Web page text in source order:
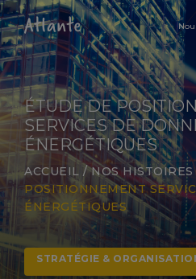
ÉTUDE DE
SERVICES DE
ÉNERGÉTIQUES
ACCUEIL /NOS
POSITIONNEMENT
ÉNERGÉTIQUES
STRATÉGIE &